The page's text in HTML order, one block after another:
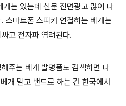
개는 있는데 신문 전면광고 많이 나
스마트폰 스피커 연결하는 베개는
고 전자파 염려된다.
주는 베개 발명품도 검색하면 나
개 말고 밴드로 하는 건 한국에서